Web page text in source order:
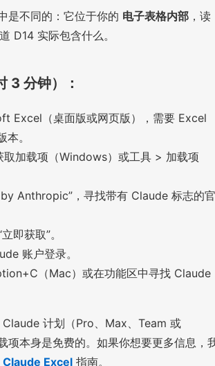
是不同的：它位于你的 电子表格内部 ，读
D14 实际包含什么。
3 分钟）：
Excel（桌面版或网页版），需要 Excel
。
加载项（Windows）或工具 > 加载项
Anthropic”，寻找带有 Claude 标志的官
即获取”。
账户登录。
（Mac）或在功能区中寻找 Claude
计划（Pro、Max、Team 或
项本身是免费的。如果你想要更多信息，
Claude Excel 指南。